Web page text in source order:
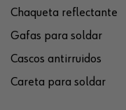
Chaqueta reflectante
Gafas para soldar
Cascos antirruidos
Careta para soldar